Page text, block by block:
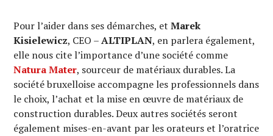
Pour l’aider dans ses démarches, etMarek
Kisielewicz, CEO –ALTIPLAN, en parlera également,
elle nous cite l’importance d’une société comme
Natura Mater, sourceur de matériaux durables. La
société bruxelloise accompagne les professionnels dans
le choix, l’achat et la mise en œuvre de matériaux de
construction durables. Deux autres sociétés seront
également mises-en-avant par les orateurs et l’oratrice